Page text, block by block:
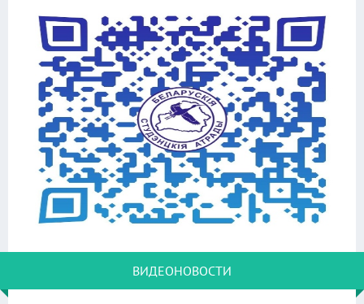
ВИДЕОНОВОСТИ